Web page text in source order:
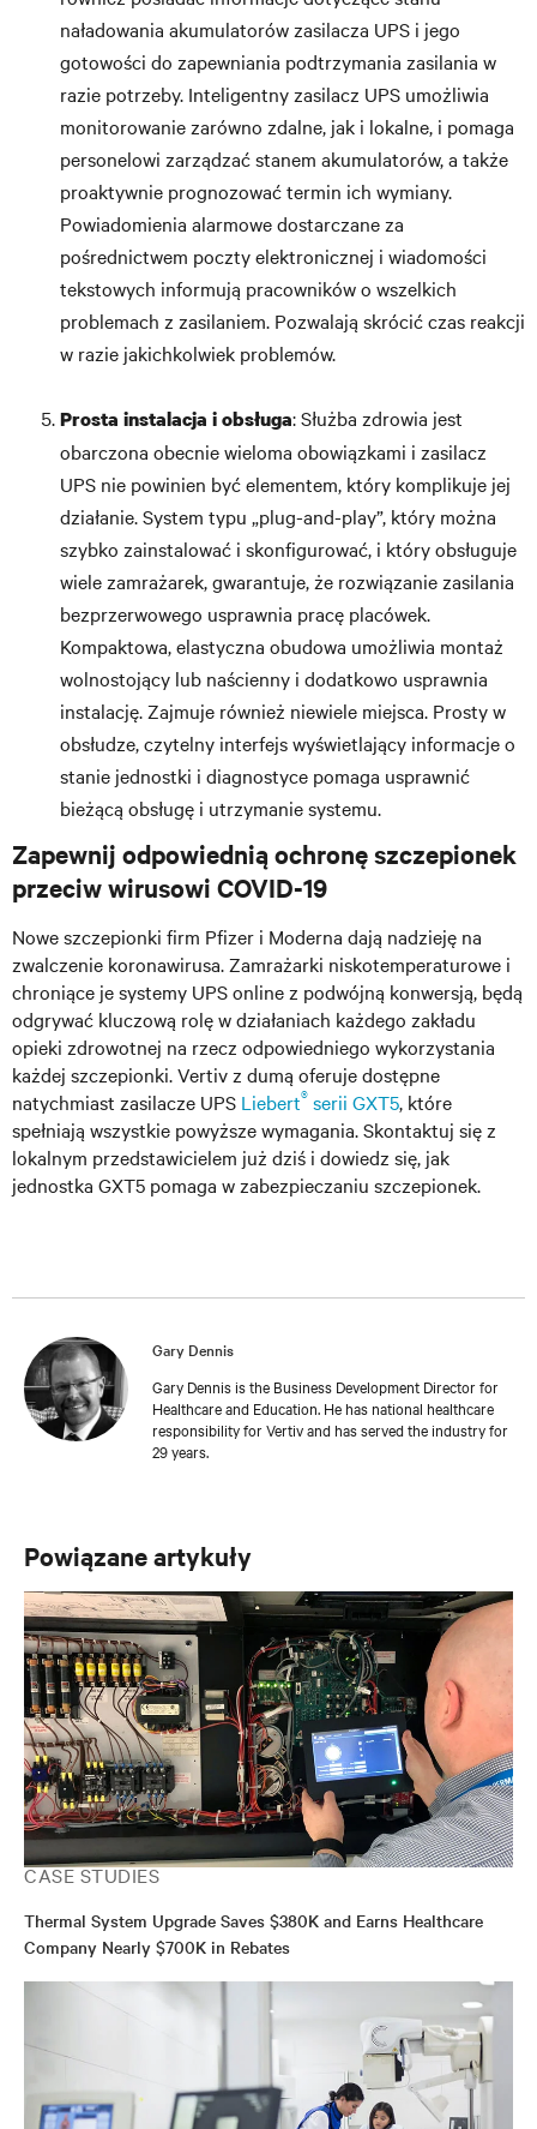
naładowania akumulatorów zasilacza UPS i jego
gotowości do zapewniania podtrzymania zasilania w
razie potrzeby. Inteligentny zasilacz UPS umożliwia
monitorowanie zarówno zdalne, jak i lokalne, i pomaga
personelowi zarządzać stanem akumulatorów, a także
proaktywnie prognozować termin ich wymiany.
Powiadomienia alarmowe dostarczane za
pośrednictwem poczty elektronicznej i wiadomości
tekstowych informują pracowników o wszelkich
problemach z zasilaniem. Pozwalają skrócić czas reakcji
w razie jakichkolwiek problemów.
Prosta instalacja i obsługa: Służba zdrowia jest
obarczona obecnie wieloma obowiązkami i zasilacz
UPS nie powinien być elementem, który komplikuje jej
działanie. System typu „plug-and-play”, który można
szybko zainstalować i skonfigurować, i który obsługuje
wiele zamrażarek, gwarantuje, że rozwiązanie zasilania
bezprzerwowego usprawnia pracę placówek.
Kompaktowa, elastyczna obudowa umożliwia montaż
wolnostojący lub naścienny i dodatkowo usprawnia
instalację. Zajmuje również niewiele miejsca. Prosty w
obsłudze, czytelny interfejs wyświetlający informacje o
stanie jednostki i diagnostyce pomaga usprawnić
bieżącą obsługę i utrzymanie systemu.
Zapewnij odpowiednią ochronę szczepionek
przeciw wirusowi COVID-19
Nowe szczepionki firm Pfizer i Moderna dają nadzieję na
zwalczenie koronawirusa. Zamrażarki niskotemperaturowe i
chroniące je systemy UPS online z podwójną konwersją, będą
odgrywać kluczową rolę w działaniach każdego zakładu
opieki zdrowotnej na rzecz odpowiedniego wykorzystania
każdej szczepionki. Vertiv z dumą oferuje dostępne
natychmiast zasilacze UPS Liebert® serii GXT5, które
spełniają wszystkie powyższe wymagania. Skontaktuj się z
lokalnym przedstawicielem już dziś i dowiedz się, jak
jednostka GXT5 pomaga w zabezpieczaniu szczepionek.
Gary Dennis
Gary Dennis is the Business Development Director for
Healthcare and Education. He has national healthcare
responsibility for Vertiv and has served the industry for
29 years.
Powiązane artykuły
CASE STUDIES
Thermal System Upgrade Saves $380K and Earns Healthcare
Company Nearly $700K in Rebates